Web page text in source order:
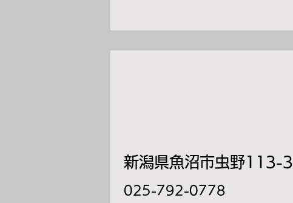
新潟県魚沼市虫野113-3
025-792-0778